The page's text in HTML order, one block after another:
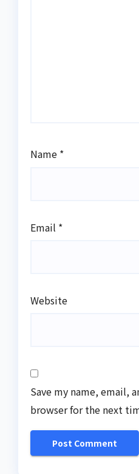
Name *
Email *
Website
Save my name, email,
browser for the next